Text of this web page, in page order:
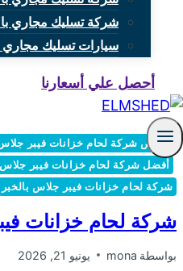
شركة تسليك مجاري
سيارات تسليك مجاري
أحصل علي أسعارنا
أرخص شركة لحام خزانات فيبر جلاس
أفضل شركة لحام خزانات فيبر جلاس
شركة لحام خزانات فيبر جلاس بالخبر
شركة لحام خزانات
بواسطة mona يونيو 21, 2026